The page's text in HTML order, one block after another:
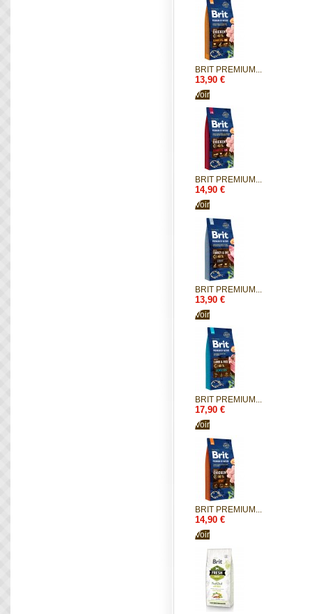
BRIT PREMIUM...
13,90 €
Voir
BRIT PREMIUM...
14,90 €
Voir
BRIT PREMIUM...
13,90 €
Voir
BRIT PREMIUM...
17,90 €
Voir
BRIT PREMIUM...
14,90 €
Voir